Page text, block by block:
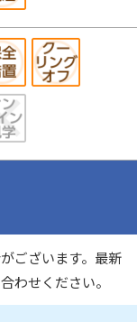
ございます。最新
わせください。